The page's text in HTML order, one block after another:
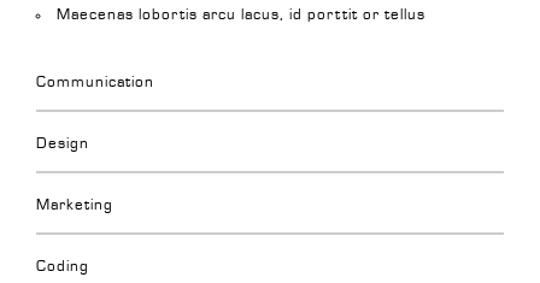
Maecenas lobortis arcu lacus, id porttit or tellus
Communication
Design
Marketing
Coding